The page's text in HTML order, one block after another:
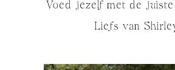
Voed jezelf met de juiste
Liefs van